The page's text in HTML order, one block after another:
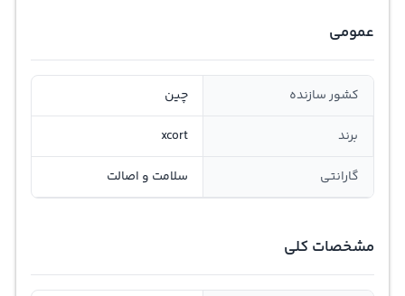
عمومی
کشور سازنده چین
برند xcort
گارانتی سلامت و اصالت
مشخصات کلی